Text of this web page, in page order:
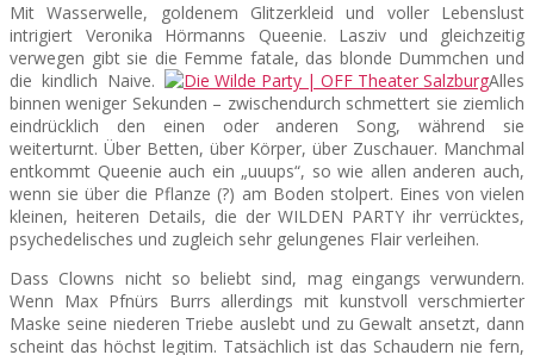
Mit Wasserwelle, goldenem Glitzerkleid und voller Lebenslust
intrigiert Veronika Hörmanns Queenie. Lasziv und gleichzeitig
verwegen gibt sie die Femme fatale, das blonde Dummchen und
die kindlich Naive.
Alles
binnen weniger Sekunden – zwischendurch schmettert sie ziemlich
eindrücklich den einen oder anderen Song, während sie
weiterturnt. Über Betten, über Körper, über Zuschauer. Manchmal
entkommt Queenie auch ein „uuups“, so wie allen anderen auch,
wenn sie über die Pflanze (?) am Boden stolpert. Eines von vielen
kleinen, heiteren Details, die der WILDEN PARTY ihr verrücktes,
psychedelisches und zugleich sehr gelungenes Flair verleihen.
Dass Clowns nicht so beliebt sind, mag eingangs verwundern.
Wenn Max Pfnürs Burrs allerdings mit kunstvoll verschmierter
Maske seine niederen Triebe auslebt und zu Gewalt ansetzt, dann
scheint das höchst legitim. Tatsächlich ist das Schaudern nie fern,